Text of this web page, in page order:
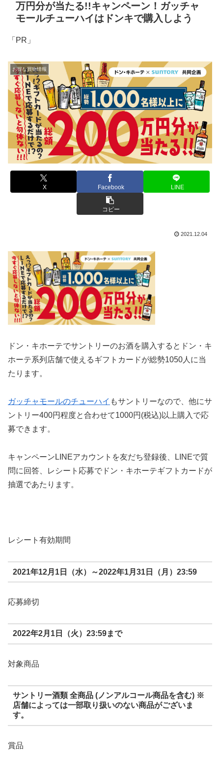
万円分が当たる!!キャンペーン！ガッチャ
モールチューハイはドンキで購入しよう
「PR」
お得な買物情報
X Facebook LINE
コピー
2021.12.04
ドン・キホーテでサントリーのお酒を購入するとドン・キ
ホーテ系列店舗で使えるギフトカードが総勢1050人に当
たります。
ガッチャモールのチューハイ もサントリーなので、他にサ
ントリー400円程度と合わせて1000円(税込)以上購入で応
募できます。
キャンペーンLINEアカウントを友だち登録後、LINEで質
問に回答、レシート応募でドン・キホーテギフトカードが
抽選であたります。
レシート有効期間
2021年12月1日（水）～2022年1月31日（月）23:59
応募締切
2022年2月1日（火）23:59まで
対象商品
サントリー酒類 全商品 (ノンアルコール商品を含む) ※
店舗によっては一部取り扱いのない商品がございま
す。
賞品